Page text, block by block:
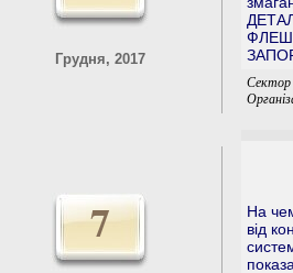
Грудня, 2017
Сектор
7
На
від